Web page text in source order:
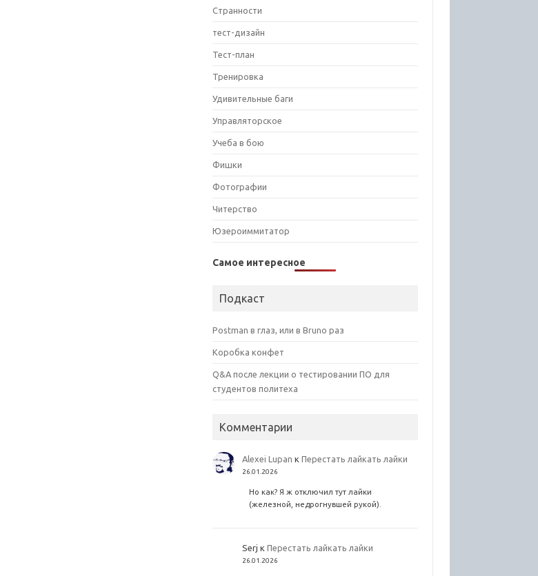
Странности
тест-дизайн
Тест-план
Тренировка
Удивительные баги
Управляторское
Учеба в бою
Фишки
Фотографии
Читерство
Юзероиммитатор
Самое интересное
Подкаст
Postman в глаз, или в Bruno раз
Коробка конфет
Q&A после лекции о тестировании ПО для
студентов политеха
Комментарии
Alexei Lupan к Перестать лайкать лайки
26.01.2026
Но как? Я ж отключил тут лайки
(железной, недрогнувшей рукой).
Serj к Перестать лайкать лайки
26.01.2026